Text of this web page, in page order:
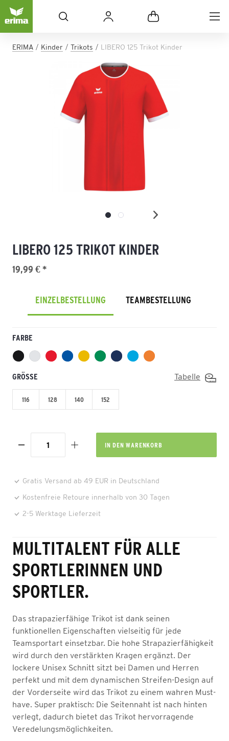
ERIMA Kinder Trikots LIBERO 125 Trikot Kinder
LIBERO 125 TRIKOT KINDER
19,99 € *
EINZELBESTELLUNG TEAMBESTELLUNG
FARBE
GRÖSSE Tabelle
116 128 140 152
IN DEN WARENKORB
Gratis Versand ab 49 EUR in Deutschland
Kostenfreie Retoure innerhalb von 30 Tagen
2-5 Werktage Lieferzeit
MULTITALENT FÜR ALLE
SPORTLERINNEN UND
SPORTLER.
Das strapazierfähige Trikot ist dank seinen
funktionellen Eigenschaften vielseitig für jede
Teamsportart einsetzbar. Die hohe Strapazierfähigkeit
wird durch den verstärkten Kragen ergänzt. Der
lockere Unisex Schnitt sitzt bei Damen und Herren
perfekt und mit dem dynamischen Streifen-Design auf
der Vorderseite wird das Trikot zu einem wahren Must-
have. Super praktisch: Die Seitennaht ist nach hinten
verlegt, dadurch bietet das Trikot hervorragende
Veredelungsmöglichkeiten.